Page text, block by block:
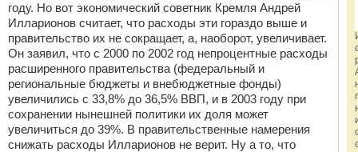
году. Но вот экономический советник Кремля Андрей
Илларионов считает, что расходы эти гораздо выше и
правительство их не сокращает, а, наоборот, увеличивает.
Он заявил, что с 2000 по 2002 год непроцентные расходы
расширенного правительства (федеральный и
региональные бюджеты и внебюджетные фонды)
увеличились с 33,8% до 36,5% ВВП, и в 2003 году при
сохранении нынешней политики их доля может
увеличиться до 39%. В правительственные намерения
снижать расходы Илларионов не верит. Ну а то, что